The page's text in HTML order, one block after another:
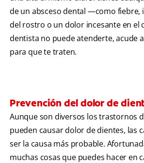
de un absceso dental —como fiebre,
del rostro o un dolor incesante en el
dentista no puede atenderte, acude
para que te traten.
Prevención del dolor de
Aunque son diversos los trastornos
pueden causar dolor de dientes, las
ser la causa más probable.
muchas cosas que puedes hacer en